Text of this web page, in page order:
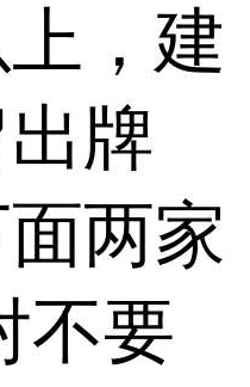
，建
牌
两家
不要